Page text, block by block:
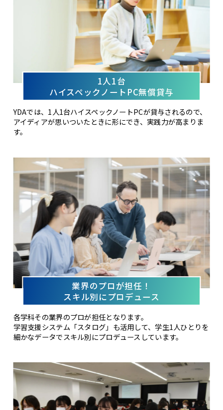
1人1台
ハイスペックノートPC無償貸与
YDAでは、1人1台ハイスペックノートPCが貸与されるので、
アイディアが思いついたときに形にでき、実践力が高まりま
す。
業界のプロが担任！
スキル別にプロデュース
各学科その業界のプロが担任となります。
学習支援システム「スタログ」も活用して、学生1人ひとりを
細かなデータでスキル別にプロデュースしています。